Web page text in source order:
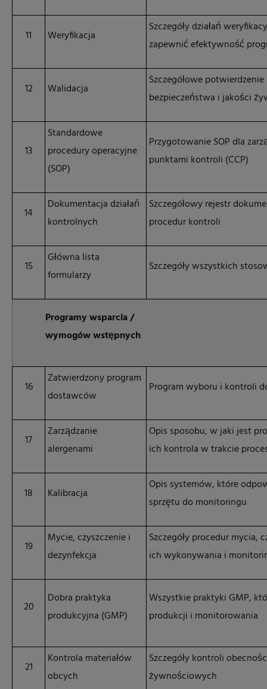
11 Weryfikacja
Szczegóły działań
zapewnić efektywność
12 Walidacja
Szczegółowe
bezpieczeństwa i jakości
13
Standardowe
procedury operacyjne
(SOP)
Przygotowanie SOP dla
punktami kontroli (CCP)
14
Dokumentacja działań
kontrolnych
Szczegółowy rejestr
procedur kontroli
15
Główna lista
formularzy
Szczegóły wszystkich
Programy wsparcia /
wymogów wstępnych
16
Zatwierdzony program
dostawców
Program wyboru i kontroli
17
Zarządzanie
alergenami
Opis sposobu, w jaki jest
ich kontrola w trakcie
18 Kalibracja
Opis systemów, które
sprzętu do monitoringu
19
Mycie, czyszczenie i
dezynfekcja
Szczegóły procedur mycia,
ich wykonywania i
20
Dobra praktyka
produkcyjna (GMP)
Wszystkie praktyki GMP,
produkcji i monitorowania
21
Kontrola materiałów
obcych
Szczegóły kontroli
żywnościowych